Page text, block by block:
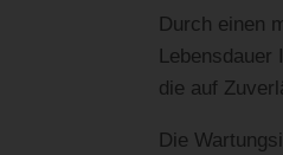
Durch einen
die auf
Die